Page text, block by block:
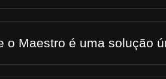
o Maestro é uma solução